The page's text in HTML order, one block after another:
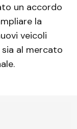
un accordo
la
veicoli
al mercato